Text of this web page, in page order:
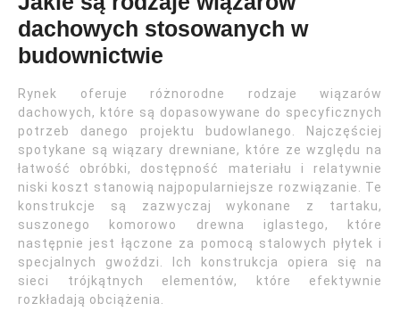
dachowych stosowanych w
budownictwie
Rynek oferuje różnorodne rodzaje wiązarów
dachowych, które są dopasowywane do specyficznych
potrzeb danego projektu budowlanego. Najczęściej
spotykane są wiązary drewniane, które ze względu na
łatwość obróbki, dostępność materiału i relatywnie
niski koszt stanowią najpopularniejsze rozwiązanie. Te
konstrukcje są zazwyczaj wykonane z tartaku,
suszonego komorowo drewna iglastego, które
następnie jest łączone za pomocą stalowych płytek i
specjalnych gwoździ. Ich konstrukcja opiera się na
sieci trójkątnych elementów, które efektywnie
rozkładają obciążenia.